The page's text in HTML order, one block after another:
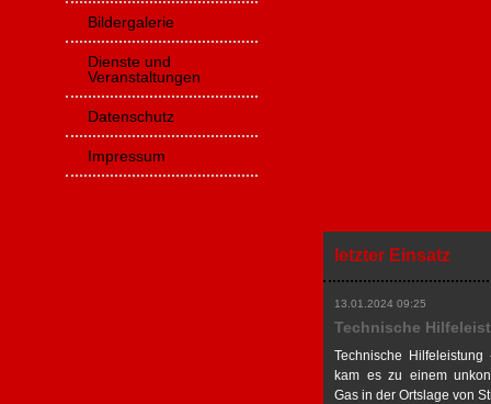
Bildergalerie
Dienste und
Veranstaltungen
Datenschutz
Impressum
letzter Einsatz
13.01.2024 09:25
Technische
Technische
kam es zu einem
Gas in der Ortslage von